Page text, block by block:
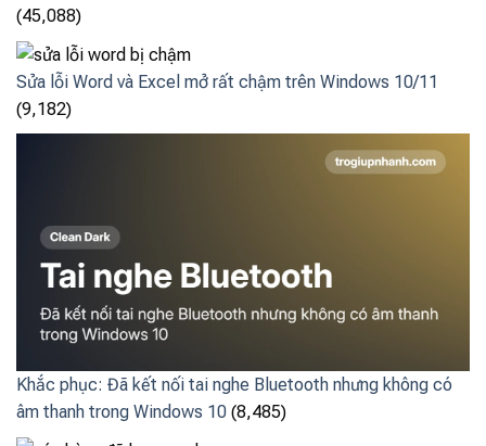
(45,088)
Sửa lỗi Word và Excel mở rất chậm trên Windows 10/11
(9,182)
Khắc phục: Đã kết nối tai nghe Bluetooth nhưng không có
âm thanh trong Windows 10 (8,485)